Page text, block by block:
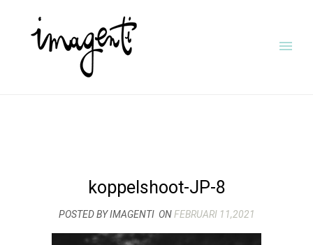
koppelshoot-JP-8
POSTED BY IMAGENTI ONFEBRUARI 11,2021